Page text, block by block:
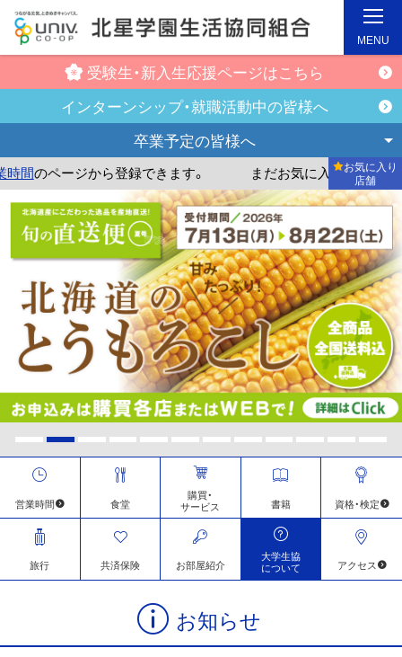
メ
へ
ス
受験生・新入生応援ページはこちら
インターンシップ・就職活動中の皆様へ
卒業予定の皆様へ
ページから登録できます。 まだお気に入り店舗が登録さ
お気に入り
店舗
MENU
営業時間 食堂
購買・
サービス 書籍 資格・検定
旅行 共済保険 お部屋紹介
大学生協
について アクセス
お知らせ